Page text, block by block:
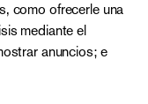
C.P. 06700,
como ofrecerle una
mediante el
anuncios; e